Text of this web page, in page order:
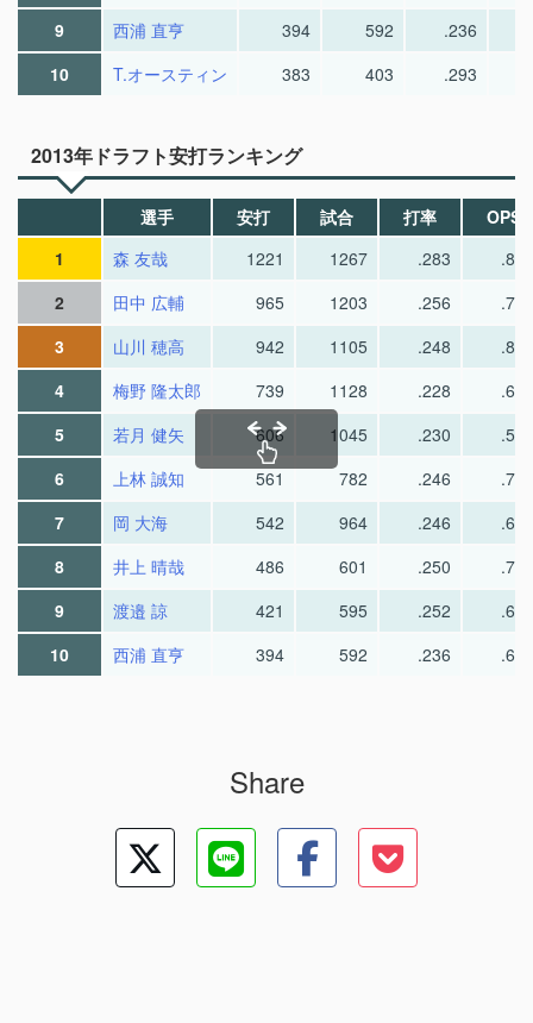
9
西浦 直亨 394 592 .236
10
T.オースティン 383 403 .293
2013年ドラフト安打ランキング
選手 安打 試合 打率
OPS
1
森 友哉 1221 1267 .283
.819
2
田中 広輔 965 1203 .256
.713
3
山川 穂高 942 1105 .248
.862
4
梅野 隆太郎 739 1128 .228
.615
5
若月 健矢 606 1045 .230
.589
6
上林 誠知 561 782 .246
.703
7
岡 大海 542 964 .246
.693
8
井上 晴哉 486 601 .250
.757
9
渡邉 諒 421 595 .252
.683
10
西浦 直亨 394 592 .236 .650
Share